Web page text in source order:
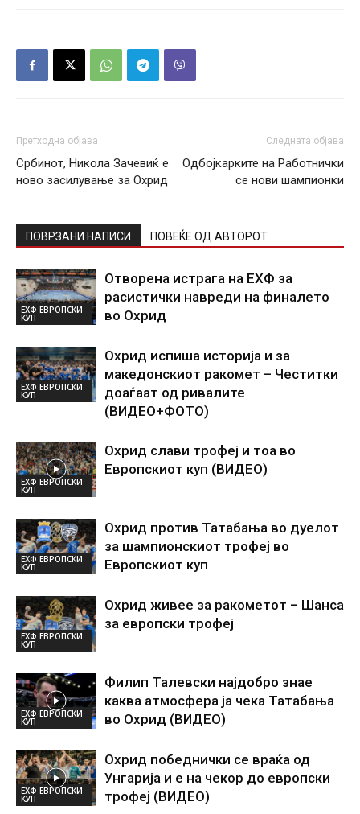
Претходна објава
Србинот, Никола Зачевиќ е
ново засилување за Охрид
Следната објава
Одбојкарките на Работнички
се нови шампионки
ПОВРЗАНИ НАПИСИ ПОВЕЌЕ ОД АВТОРОТ
ЕХФ ЕВРОПСКИ
КУП
Отворена истрага на ЕХФ за
расистички навреди на финалето
во Охрид
ЕХФ ЕВРОПСКИ
КУП
Охрид испиша историја и за
македонскиот ракомет – Честитки
доаѓаат од ривалите
(ВИДЕО+ФОТО)
ЕХФ ЕВРОПСКИ
КУП
Охрид слави трофеј и тоа во
Европскиот куп (ВИДЕО)
ЕХФ ЕВРОПСКИ
КУП
Охрид против Татабања во дуелот
за шампионскиот трофеј во
Европскиот куп
ЕХФ ЕВРОПСКИ
КУП
Охрид живее за ракометот – Шанса
за европски трофеј
ЕХФ ЕВРОПСКИ
КУП
Филип Талевски најдобро знае
каква атмосфера ја чека Татабања
во Охрид (ВИДЕО)
ЕХФ ЕВРОПСКИ
КУП
Охрид победнички се враќа од
Унгарија и е на чекор до европски
трофеј (ВИДЕО)